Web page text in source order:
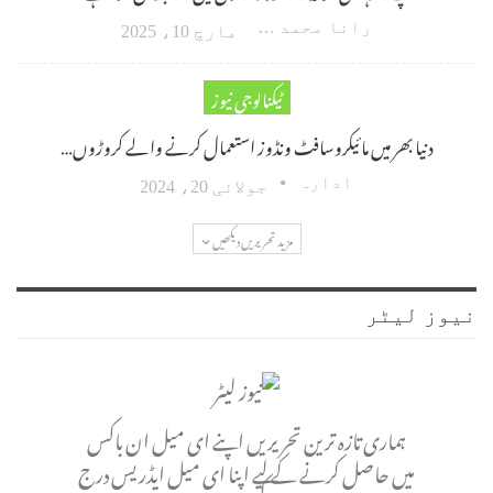
رانا محمد امین اکبر مارچ 10، 2025
ٹیکنالوجی نیوز
دنیا بھر میں مائیکروسافٹ ونڈوز استعمال کرنے والے کروڑوں…
ادارہ جولائی 20، 2024
مزید تحریریں دیکھیں
نیوز لیٹر
ہماری تازہ ترین تحریریں اپنے ای میل ان باکس
میں حاصل کرنے کے لیے اپنا ای میل ایڈریس درج